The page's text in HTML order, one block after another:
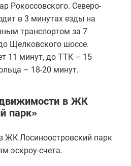
Рокоссовского. Северо-
в 3 минутах езды на
транспортом за 7
Щелковского шоссе.
11 минут, до ТТК – 15
– 18-20 минут.
в ЖК
парк»
Лосиноостровский парк
эскроу-счета.